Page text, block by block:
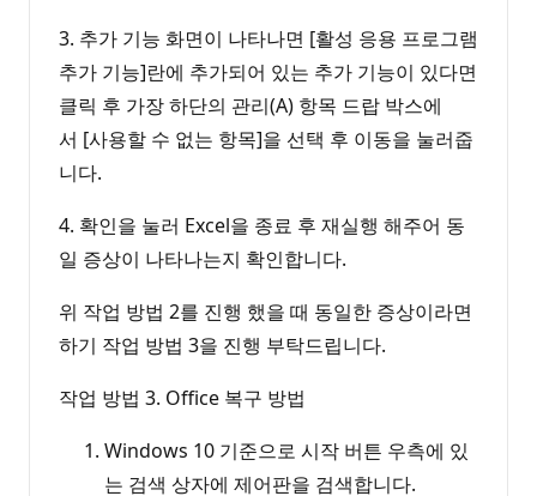
3. 추가 기능 화면이 나타나면 [활성 응용 프로그램
추가 기능]란에 추가되어 있는 추가 기능이 있다면
클릭 후 가장 하단의 관리(A) 항목 드랍 박스에
서 [사용할 수 없는 항목]을 선택 후 이동을 눌러줍
니다.
4. 확인을 눌러 Excel을 종료 후 재실행 해주어 동
일 증상이 나타나는지 확인합니다.
위 작업 방법 2를 진행 했을 때 동일한 증상이라면
하기 작업 방법 3을 진행 부탁드립니다.
작업 방법 3. Office 복구 방법
Windows 10 기준으로 시작 버튼 우측에 있
는 검색 상자에 제어판을 검색합니다.